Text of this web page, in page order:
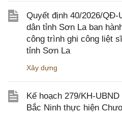
Quyết định 40/2026/QĐ-
dân tỉnh Sơn La ban
công trình ghi công liệt
tỉnh Sơn La
Xây dựng
Kế hoạch 279/KH-
Bắc Ninh thực hiện